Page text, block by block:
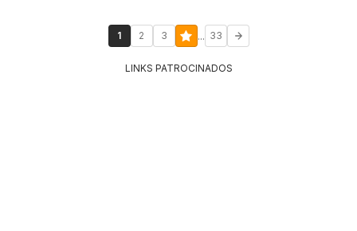
1 2 3 ... 33
LINKS PATROCINADOS